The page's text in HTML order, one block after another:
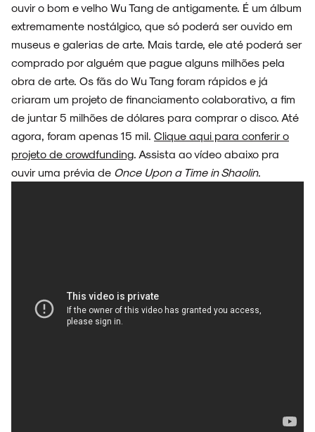
NOVIDADES
NOIZE RECORD CLUB
ouvir o bom e velho Wu Tang de antigamente. É um álbum
extremamente nostálgico, que só poderá ser ouvido em
museus e galerias de arte. Mais tarde, ele até poderá ser
comprado por alguém que pague alguns milhões pela
obra de arte. Os fãs do Wu Tang foram rápidos e já
criaram um projeto de financiamento colaborativo, a fim
de juntar 5 milhões de dólares para comprar o disco. Até
agora, foram apenas 15 mil. Clique aqui para conferir o
projeto de crowdfunding. Assista ao vídeo abaixo pra
ouvir uma prévia de Once Upon a Time in Shaolin.